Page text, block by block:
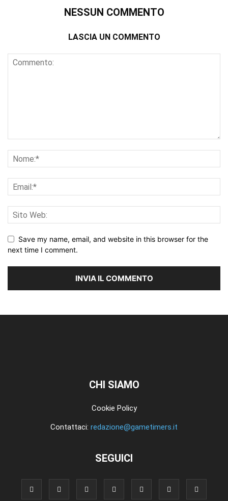
NESSUN COMMENTO
LASCIA UN COMMENTO
Save my name, email, and website in this browser for the
next time I comment.
CHI SIAMO
Cookie Policy
Contattaci: redazione@gametimers.it
SEGUICI